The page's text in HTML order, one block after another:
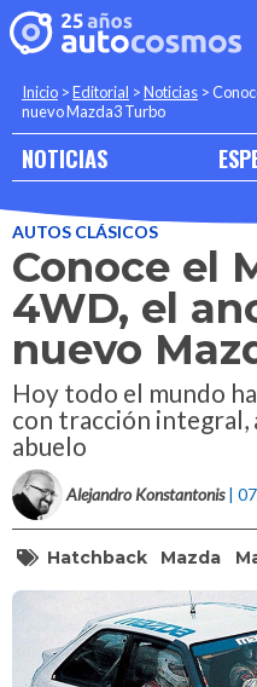
Inicio >Editorial >Noticias >
nuevo Mazda3 Turbo
NOTICIAS
AUTOS CLÁSICOS
Conoce el
4WD, el
nuevo
Hoy todo el mundo
con tracción integral,
abuelo
Alejandro Konstantonis |
Hatchback Mazda